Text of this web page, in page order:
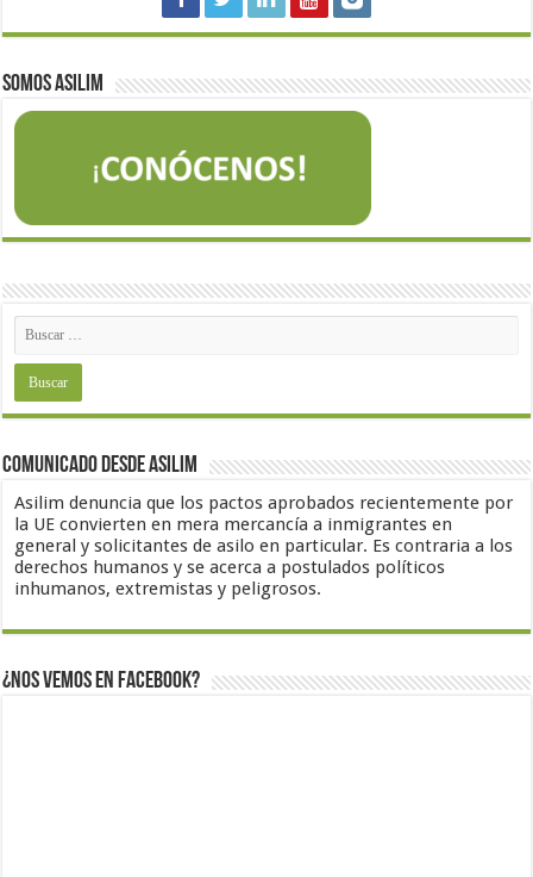
Somos Asilim
Comunicado desde Asilim
Asilim denuncia que los pactos aprobados recientemente por
la UE convierten en mera mercancía a inmigrantes en
general y solicitantes de asilo en particular. Es contraria a los
derechos humanos y se acerca a postulados políticos
inhumanos, extremistas y peligrosos.
¿Nos vemos en Facebook?